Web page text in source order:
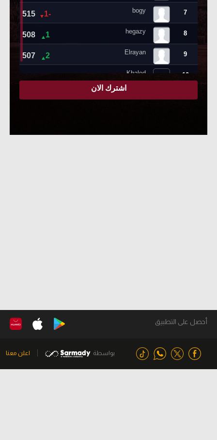
أحصل على التطبيق
بواسطة اعلن معنا